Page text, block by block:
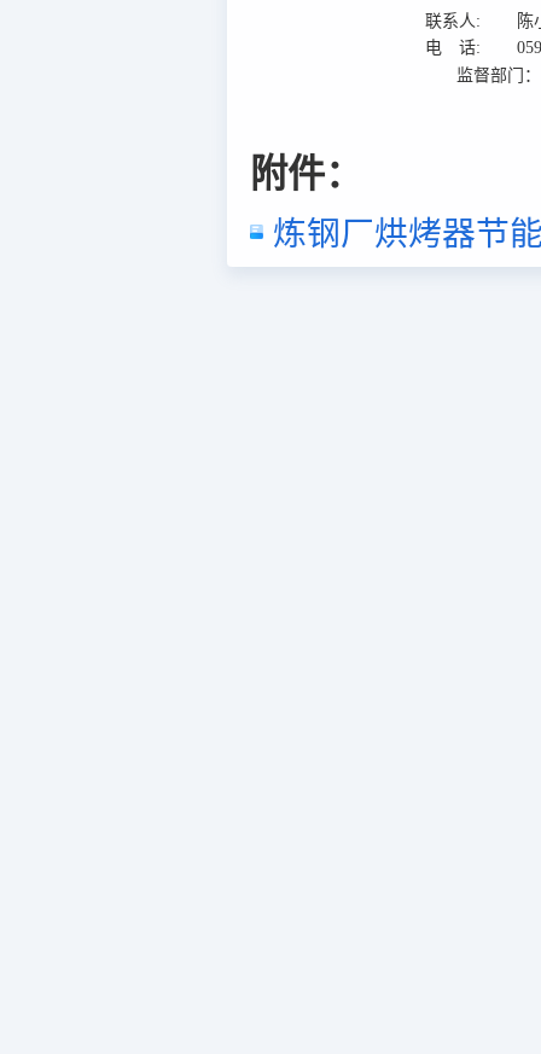
联系人:
陈
电 话:
监督部门
附件：
炼钢厂烘烤器节